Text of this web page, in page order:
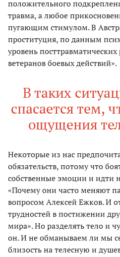
положительного
травма, а любое
пугающим стимулом. В
проституция, по данным
уровень
ветеранов боевых действий».
В таких
спасается тем,
ощущения
Некоторые из нас
обязательств, потому что
собственные эмоции и идти
«Почему они часто меняют
вопросом Алексей Ежков. И
трудностей в постижении
мира». Но разделять тело и
он. И не обманываем ли мы
близость на телесную и